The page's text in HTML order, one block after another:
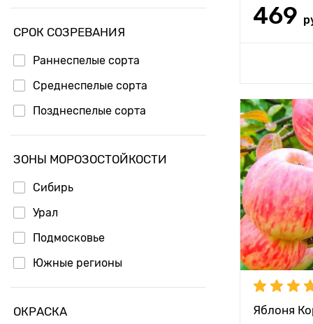
СРОК СОЗРЕВАНИЯ
Раннеспелые сорта
Среднеспелые сорта
Позднеспелые сорта
ЗОНЫ МОРОЗОСТОЙКОСТИ
Сибирь
Урал
Подмосковье
Южные регионы
ОКРАСКА
469
Яблоня
Высота
Растояние
растениями
Период
Вес плода